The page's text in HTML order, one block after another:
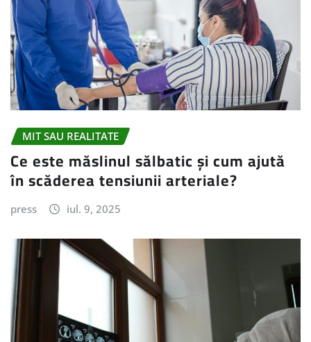
MIT SAU REALITATE
Ce este măslinul sălbatic și cum ajută
în scăderea tensiunii arteriale?
press iul. 9, 2025